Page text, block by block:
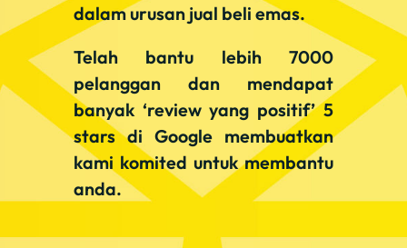
dalam urusan jual beli emas.
Telah bantu lebih 7000
pelanggan dan mendapat
banyak ‘review yang positif’ 5
stars di Google membuatkan
kami komited untuk membantu
anda.